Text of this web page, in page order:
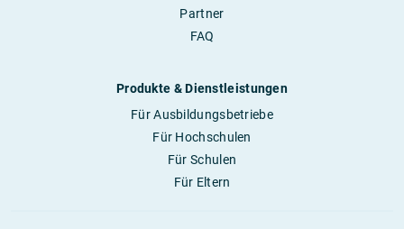
Partner
FAQ
Produkte & Dienstleistungen
Für Ausbildungsbetriebe
Für Hochschulen
Für Schulen
Für Eltern